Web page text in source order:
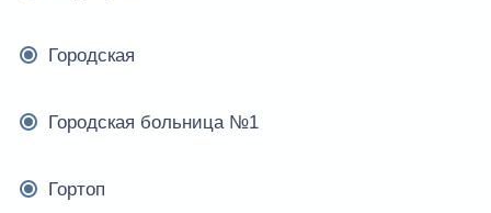
Городская
Городская больница №1
Гортоп